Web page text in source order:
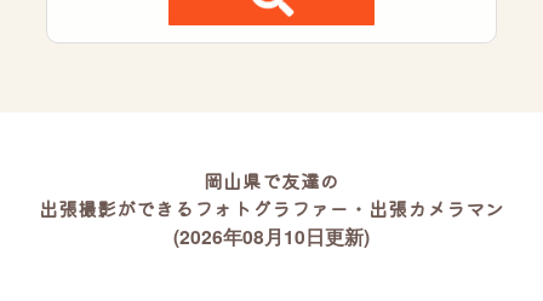
岡山県で友達の
出張撮影ができるフォトグラファー・出張カメラマン
(2026年08月10日更新)